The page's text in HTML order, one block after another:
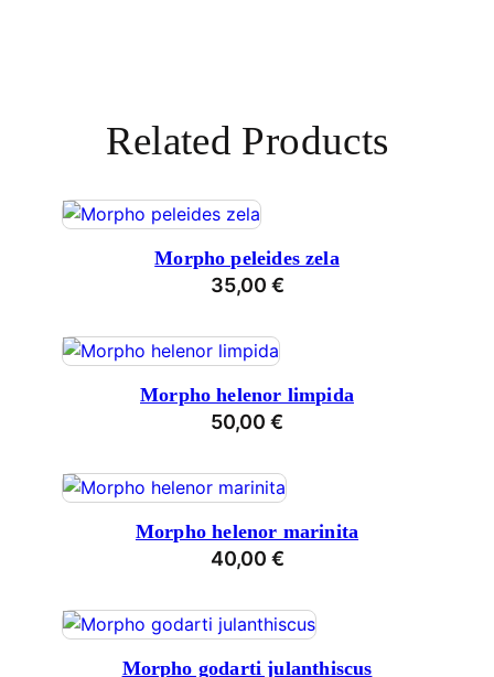
Related Products
Morpho peleides zela
35,00 €
Morpho helenor limpida
50,00 €
Morpho helenor marinita
40,00 €
Morpho godarti julanthiscus